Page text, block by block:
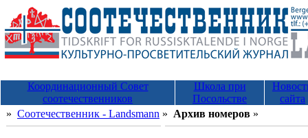
Координационный Совет
соотечественников
Школа при
Посольстве
сайта
» Соотечественник - Landsmann » Архив номеров »